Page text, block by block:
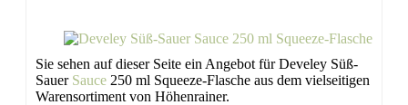
Sie sehen auf dieser Seite ein Angebot für Develey Süß-
Sauer Sauce 250 ml Squeeze-Flasche aus dem vielseitigen
Warensortiment von Höhenrainer.